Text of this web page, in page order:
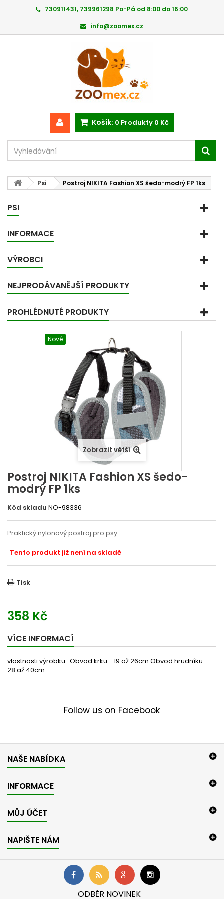
730911431, 739961298 Po-Pá od 8:00 do 16:00
info@zoomex.cz
Košík: 0 Produkty 0 Kč
Psi Postroj NIKITA Fashion XS šedo-modrý FP 1ks
PSI
INFORMACE
VÝROBCI
NEJPRODÁVANĚJŠÍ PRODUKTY
PROHLÉDNUTÉ PRODUKTY
Nové
Zobrazit větší
Postroj NIKITA Fashion XS šedo-
modrý FP 1ks
Kód skladu NO-98336
Praktický nylonový postroj pro psy.
Tento produkt již není na skladě
Tisk
358 Kč
VÍCE INFORMACÍ
vlastnosti výrobku : Obvod krku - 19 až 26cm Obvod hrudníku -
28 až 40cm.
Follow us on Facebook
NAŠE NABÍDKA
INFORMACE
MŮJ ÚČET
NAPIŠTE NÁM
ODBĚR NOVINEK